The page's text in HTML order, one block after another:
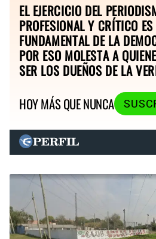
EL EJERCICIO DEL
PROFESIONAL Y CRÍTICO
FUNDAMENTAL DE LA
POR ESO MOLESTA A
SER LOS DUEÑOS DE LA
HOY MÁS QUE NUNCA